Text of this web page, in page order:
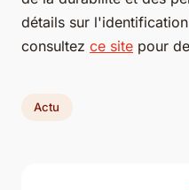
détails sur
consultez ce site pour
Actu